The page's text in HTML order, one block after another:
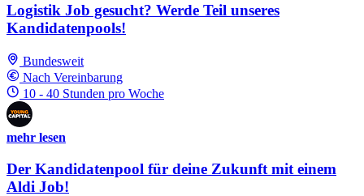
Logistik Job gesucht? Werde Teil unseres
Kandidatenpools!
Bundesweit
Nach Vereinbarung
10 - 40 Stunden pro Woche
mehr lesen
Der Kandidatenpool für deine Zukunft mit einem
Aldi Job!